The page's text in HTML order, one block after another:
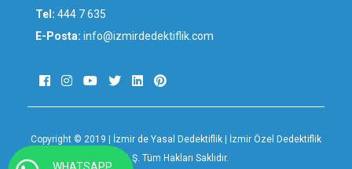
BEYDAĞ ÖZEL DEDEKTİFLİK
BORNOVA ÖZEL DEDEKTİFLİK
ÇEŞME ÖZEL DEDEKTİFLİK
FOÇA ÖZEL DEDEKTİFLİK
GAZİEMİR ÖZEL DEDEKTİFLİK
Tel: 444 7 635
E-Posta: info@izmirdedektiflik.com
Copyright © 2019 | İzmir de Yasal Dedektiflik | İzmir Özel Dedektiflik
A.Ş. Tüm Hakları Saklıdır.